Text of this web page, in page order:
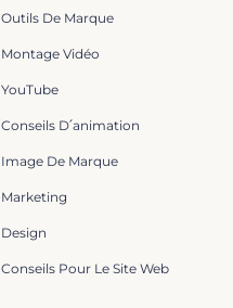
Outils De Marque
Montage Vidéo
YouTube
Conseils D՛animation
Image De Marque
Marketing
Design
Conseils Pour Le Site Web